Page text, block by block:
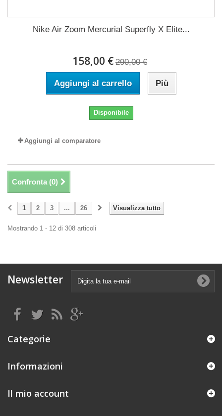
Nike Air Zoom Mercurial Superfly X Elite...
158,00 € 290,00 €
Aggiungi al carrello Più
Disponibile
Aggiungi al comparatore
Confronta (0)
Visualizza tutto
1 2 3 ... 26
Mostrando 1 - 12 di 308 articoli
Newsletter
Categorie
Informazioni
Il mio account